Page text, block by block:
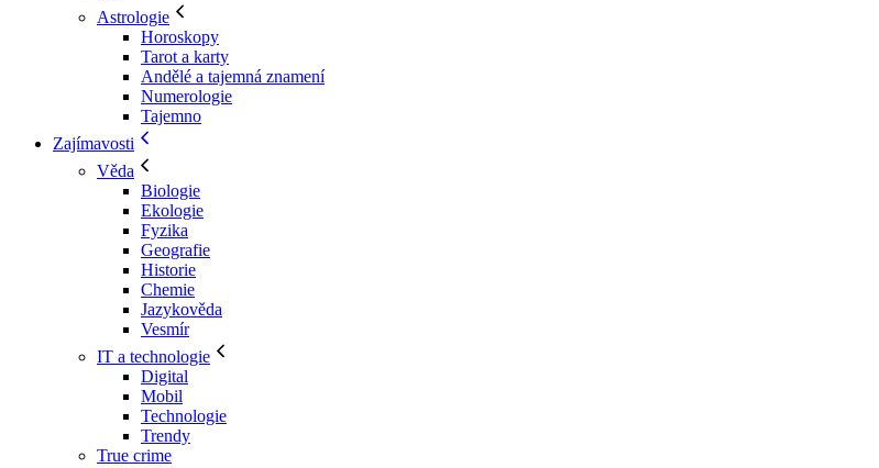
Astrologie
Horoskopy
Tarot a karty
Andělé a tajemná znamení
Numerologie
Tajemno
Zajímavosti
Věda
Biologie
Ekologie
Fyzika
Geografie
Historie
Chemie
Jazykověda
Vesmír
IT a technologie
Digital
Mobil
Technologie
Trendy
True crime